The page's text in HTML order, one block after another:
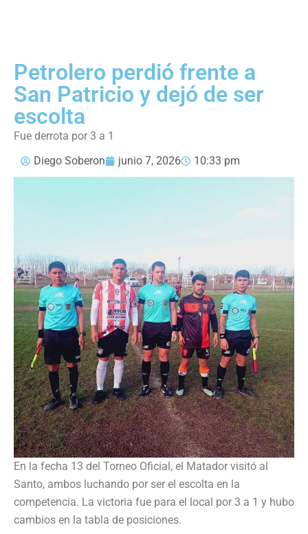
Petrolero perdió frente a
San Patricio y dejó de ser
escolta
Fue derrota por 3 a 1
Diego Soberon
junio 7, 2026 10:33 pm
En la fecha 13 del Torneo Oficial, el Matador visitó al
Santo, ambos luchando por ser el escolta en la
competencia. La victoria fue para el local por 3 a 1 y hubo
cambios en la tabla de posiciones.